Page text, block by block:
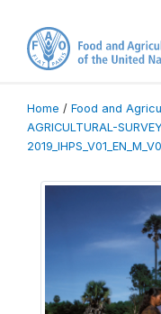
Home / Food and
AGRICULTURAL-